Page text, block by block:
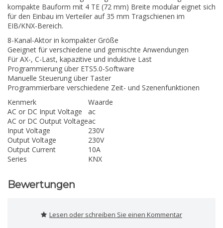
kompakte Bauform mit 4 TE (72 mm) Breite modular eignet sich
für den Einbau im Verteiler auf 35 mm Tragschienen im
EIB/KNX-Bereich.
8-Kanal-Aktor in kompakter Größe
Geeignet für verschiedene und gemischte Anwendungen
Für AX-, C-Last, kapazitive und induktive Last
Programmierung über ETS5.0-Software
Manuelle Steuerung über Taster
Programmierbare verschiedene Zeit- und Szenenfunktionen
Kenmerk
Waarde
AC or DC Input Voltage
ac
AC or DC Output Voltageac
Input Voltage
230V
Output Voltage
230V
Output Current
10A
Series
KNX
Bewertungen
Lesen oder schreiben Sie einen Kommentar